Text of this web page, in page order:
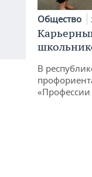
Общество
В